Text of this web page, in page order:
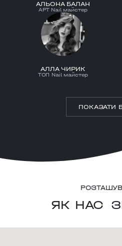
АЛЬОНА БАЛАН
АРТ Nail майстер
АЛЛА ЧИРИК
ТОП Nail майстер
ПОКАЗАТИ
ЯК НАС